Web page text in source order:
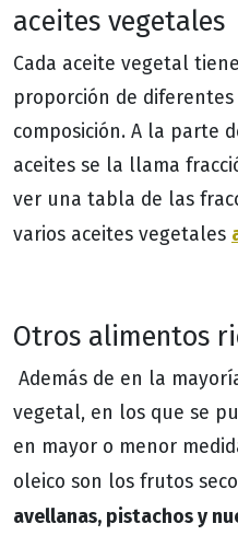
Cantidad de ácido
Manzanilla
Arbequina
aceites vegetales
Cada aceite vegetal
proporción de diferentes
composición. A la parte
aceites se la llama
ver una tabla de las
varios aceites vegetales
Otros alimentos
Además de en la
vegetal, en los que se
en mayor o menor
oleico son los frutos
avellanas, pistachos y